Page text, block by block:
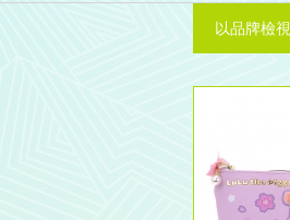
以品牌檢視